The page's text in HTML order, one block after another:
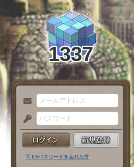
1337
メ
ー
ル
ア
パ
ス
※ ID/パスワードを忘れた方